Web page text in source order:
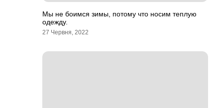
Мы не боимся зимы, потому что носим теплую
одежду.
27 Червня, 2022